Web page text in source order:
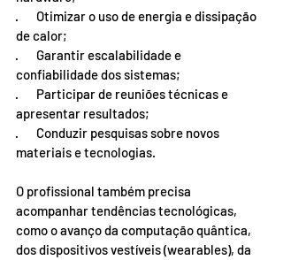
·       Otimizar o uso de energia e dissipação
de calor;
·       Garantir escalabilidade e
confiabilidade dos sistemas;
·       Participar de reuniões técnicas e
apresentar resultados;
·       Conduzir pesquisas sobre novos
materiais e tecnologias.
O profissional também precisa
acompanhar tendências tecnológicas,
como o avanço da computação quântica,
dos dispositivos vestíveis (wearables), da